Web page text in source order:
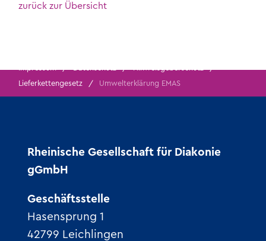
zurück zur Übersicht
Lieferkettengesetz Umwelterklärung EMAS
Rheinische Gesellschaft für Diakonie
gGmbH
Geschäftsstelle
Hasensprung 1
42799 Leichlingen